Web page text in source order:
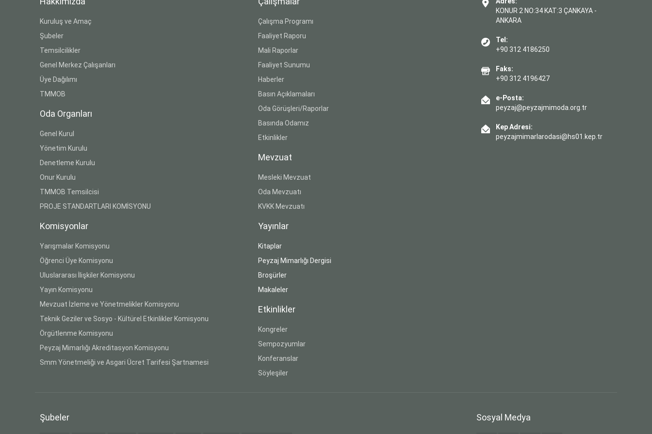
Kuruluş ve Amaç
Şubeler
Temsilcilikler
Genel Merkez Çalışanları
Üye Dağılımı
TMMOB
Oda Organları
Genel Kurul
Yönetim Kurulu
Denetleme Kurulu
Onur Kurulu
TMMOB Temsilcisi
PROJE STANDARTLARI KOMİSYONU
Komisyonlar
Yarışmalar Komisyonu
Öğrenci Üye Komisyonu
Uluslararası İlişkiler Komisyonu
Yayın Komisyonu
Mevzuat İzleme ve Yönetmelikler Komisyonu
Teknik Geziler ve Sosyo - Kültürel Etkinlikler Komisyonu
Örgütlenme Komisyonu
Peyzaj Mimarlığı Akreditasyon Komisyonu
Smm Yönetmeliği ve Asgari Ücret Tarifesi Şartnamesi
Çalışma Programı
Faaliyet Raporu
Mali Raporlar
Faaliyet Sunumu
Haberler
Basın Açıklamaları
Oda Görüşleri/Raporlar
Basında Odamız
Etkinlikler
Mevzuat
Mesleki Mevzuat
Oda Mevzuatı
KVKK Mevzuatı
Yayınlar
Kitaplar
Peyzaj Mimarlığı Dergisi
Broşürler
Makaleler
Etkinlikler
Kongreler
Sempozyumlar
Konferanslar
Söyleşiler
KONUR 2 NO:34 KAT:3 ÇANKAYA -
ANKARA
Tel:
+90 312 4186250
Faks:
+90 312 4196427
e-Posta:
peyzaj@peyzajmimoda.org.tr
Kep Adresi:
peyzajmimarlarodasi@hs01.kep.tr
Şubeler Sosyal Medya